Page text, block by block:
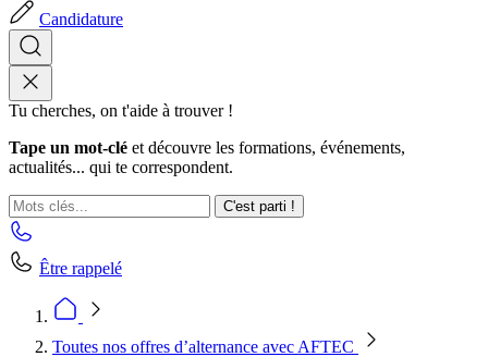
Candidature
Tu cherches, on t'aide à trouver !
Tape un mot-clé et découvre les formations, événements,
actualités... qui te correspondent.
C'est parti !
Être rappelé
Toutes nos offres d’alternance avec AFTEC